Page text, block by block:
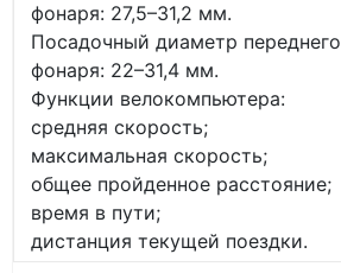
фонаря: 27,5–31,2 мм.
Посадочный диаметр переднего
фонаря: 22–31,4 мм.
Функции велокомпьютера:
средняя скорость;
максимальная скорость;
общее пройденное расстояние;
время в пути;
дистанция текущей поездки.